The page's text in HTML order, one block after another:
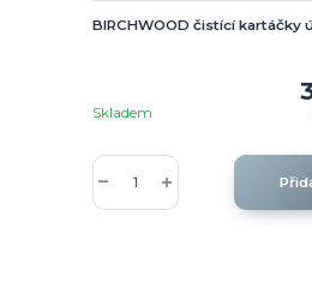
BIRCHWOOD čistící kartáčky
Skladem